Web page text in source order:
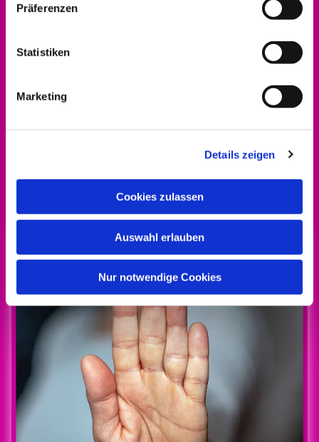
Präferenzen
Statistiken
Marketing
Details zeigen
Cookies zulassen
Auswahl erlauben
Nur notwendige Cookies
es
hier!